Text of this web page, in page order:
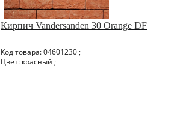
Кирпич Vandersanden 30 Orange DF
Код товара: 04601230 ;
Цвет: красный ;